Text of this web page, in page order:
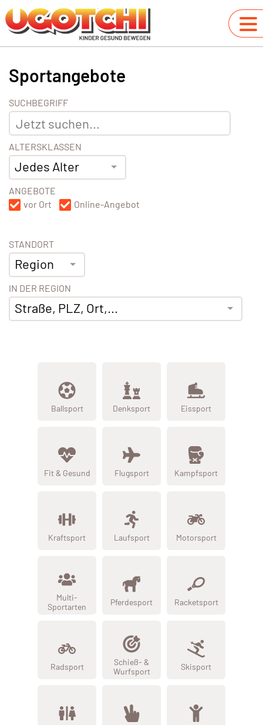
Sportangebote
SUCHBEGRIFF
ALTERSKLASSEN
Jedes Alter
ANGEBOTE
vor Ort
Online-Angebot
STANDORT
Region
IN DER REGION
Straße, PLZ, Ort,...
Ballsport Denksport Eissport
Fit & Gesund Flugsport Kampfsport
Kraftsport Laufsport Motorsport
Multi-
Sportarten
Pferdesport Racketsport
Radsport
Schieß- &
Wurfsport
Skisport